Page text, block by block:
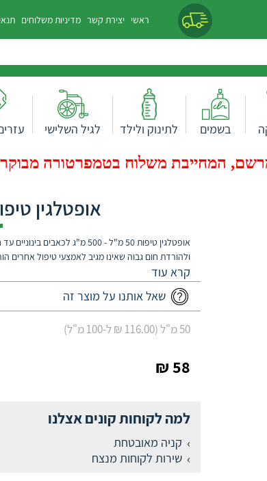
ראשי יצירת קשר מדיניות משלוחים
בשמים לתינוק ולילד לגיל השלישי
המחייבת משלוח בטמפרטורה מבוקרת
אופטלגין טיפות 50 מ"ל -
אופטלגין טיפות 50 מ"ל - 500 מ"ג
ולהורדת חום גבוה שאינו מגיב לאמצעי טיפול אחרים הוראות מינון
שאל אותנו על מוצר זה
50 מ"ל (116.00 ₪ ל-100 מ"ל)
58 ₪
למה לקוחות קונים אצלנו
קניה מאובטחת
שירות לקוחות מנצח